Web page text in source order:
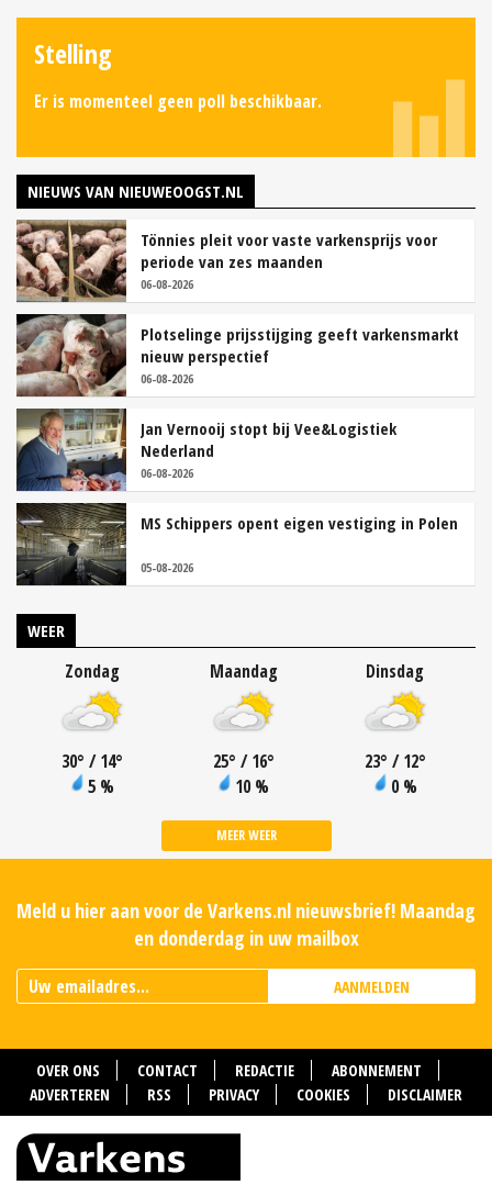
Stelling
Er is momenteel geen poll beschikbaar.
NIEUWS VAN NIEUWEOOGST.NL
Tönnies pleit voor vaste varkensprijs voor
periode van zes maanden
06-08-2026
Plotselinge prijsstijging geeft varkensmarkt
nieuw perspectief
06-08-2026
Jan Vernooij stopt bij Vee&Logistiek
Nederland
06-08-2026
MS Schippers opent eigen vestiging in Polen
05-08-2026
WEER
Zondag
30° / 14°
5 %
Maandag
25° / 16°
10 %
Dinsdag
23° / 12°
0 %
MEER WEER
Meld u hier aan voor de Varkens.nl nieuwsbrief! Maandag
en donderdag in uw mailbox
AANMELDEN
OVER ONS CONTACT REDACTIE
ABONNEMENT
ADVERTEREN
RSS PRIVACY COOKIES DISCLAIMER